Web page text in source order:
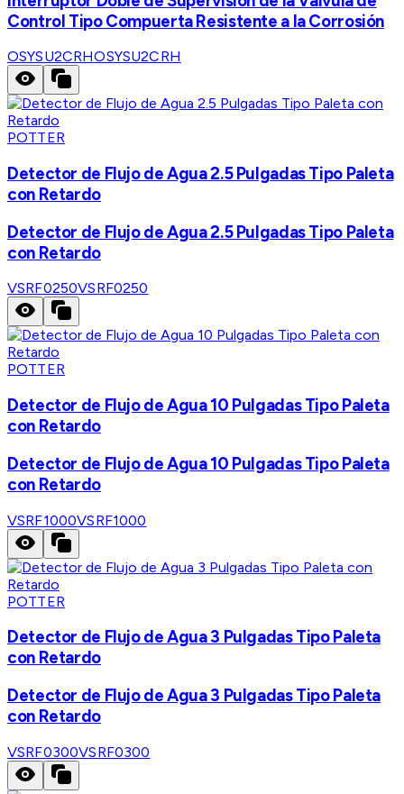
Control Tipo Compuerta Resistente a la Corrosión
OSYSU2CRHOSYSU2CRH
POTTER
Detector de Flujo de Agua 2.5 Pulgadas Tipo Paleta
con Retardo
Detector de Flujo de Agua 2.5 Pulgadas Tipo Paleta
con Retardo
VSRF0250VSRF0250
POTTER
Detector de Flujo de Agua 10 Pulgadas Tipo Paleta
con Retardo
Detector de Flujo de Agua 10 Pulgadas Tipo Paleta
con Retardo
VSRF1000VSRF1000
POTTER
Detector de Flujo de Agua 3 Pulgadas Tipo Paleta
con Retardo
Detector de Flujo de Agua 3 Pulgadas Tipo Paleta
con Retardo
VSRF0300VSRF0300